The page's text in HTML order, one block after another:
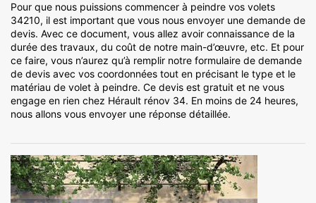
Pour que nous puissions commencer à peindre vos volets
34210, il est important que vous nous envoyer une demande de
devis. Avec ce document, vous allez avoir connaissance de la
durée des travaux, du coût de notre main-d’œuvre, etc. Et pour
ce faire, vous n’aurez qu’à remplir notre formulaire de demande
de devis avec vos coordonnées tout en précisant le type et le
matériau de volet à peindre. Ce devis est gratuit et ne vous
engage en rien chez Hérault rénov 34. En moins de 24 heures,
nous allons vous envoyer une réponse détaillée.